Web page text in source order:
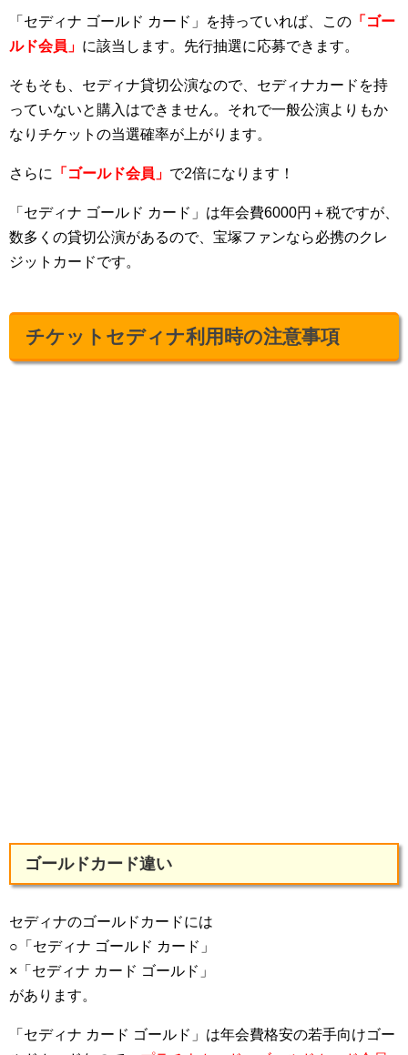
「セディナ ゴールド カード」を持っていれば、この 「ゴー
ルド会員」 に該当します。先行抽選に応募できます。
そもそも、セディナ貸切公演なので、セディナカードを持
っていないと購入はできません。それで一般公演よりもか
なりチケットの当選確率が上がります。
さらに 「ゴールド会員」 で2倍になります！
「セディナ ゴールド カード」は年会費6000円＋税ですが、
数多くの貸切公演があるので、宝塚ファンなら必携のクレ
ジットカードです。
チケットセディナ利用時の注意事項
ゴールドカード違い
セディナのゴールドカードには
○「セディナ ゴールド カード」
×「セディナ カード ゴールド」
があります。
「セディナ カード ゴールド」は年会費格安の若手向けゴー